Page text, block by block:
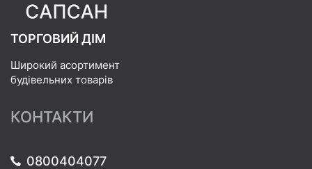
ТОРГОВИЙ ДІМ
Широкий асортимент
будівельних товарів
КОНТАКТИ
0800404077